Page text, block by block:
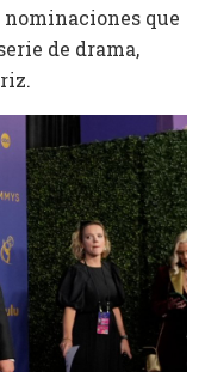
que
de drama,